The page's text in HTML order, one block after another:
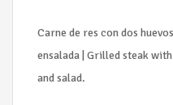
Carne de res con dos
ensalada | Grilled steak
and salad.